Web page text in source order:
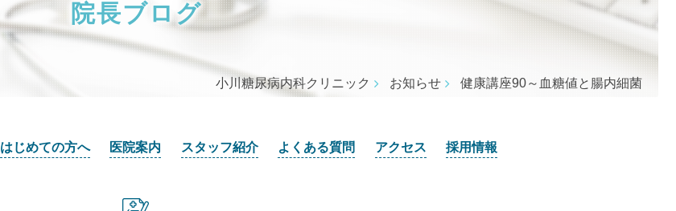
院長ブログ
小川糖尿病内科クリニック お知らせ 健康講座90～血糖値と腸内細菌
はじめての方へ 医院案内 スタッフ紹介 よくある質問 アクセス 採用情報